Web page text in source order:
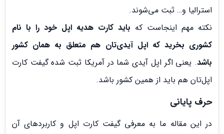
استرالیا و… ثبت می‌شوند.
نکته مهم اینجاست که باید کارت هدیه اپل خود را با نام
کشوری بخرید که اپل آیدی‌تان هم متعلق به همان کشور
باشد. یعنی اگر اپل آیدی شما در آمریکا ثبت شده گیفت کارت
اپل‌تان هم باید از همین کشور باشد.
حرف پایانی
در این مقاله ما به معرفی گیفت کارت اپل و کاربردهای آن